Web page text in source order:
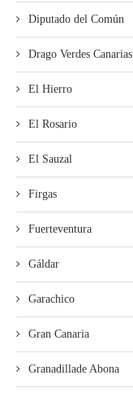
Diputado del Común
Drago Verdes Canarias
El Hierro
El Rosario
El Sauzal
Firgas
Fuerteventura
Gáldar
Garachico
Gran Canaria
Granadillade Abona